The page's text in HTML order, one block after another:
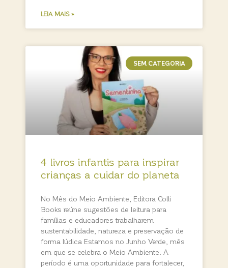
LEIA MAIS »
SEM CATEGORIA
4 livros infantis para inspirar
crianças a cuidar do planeta
No Mês do Meio Ambiente, Editora Colli
Books reúne sugestões de leitura para
famílias e educadores trabalharem
sustentabilidade, natureza e preservação de
forma lúdica Estamos no Junho Verde, mês
em que se celebra o Meio Ambiente. A
período é uma oportunidade para fortalecer,